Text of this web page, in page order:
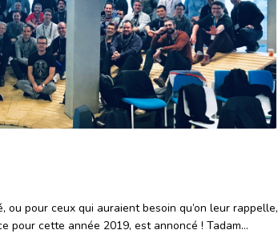
pour ceux qui auraient besoin qu’on leur rappelle,
pour cette année 2019, est annoncé ! Tadam…